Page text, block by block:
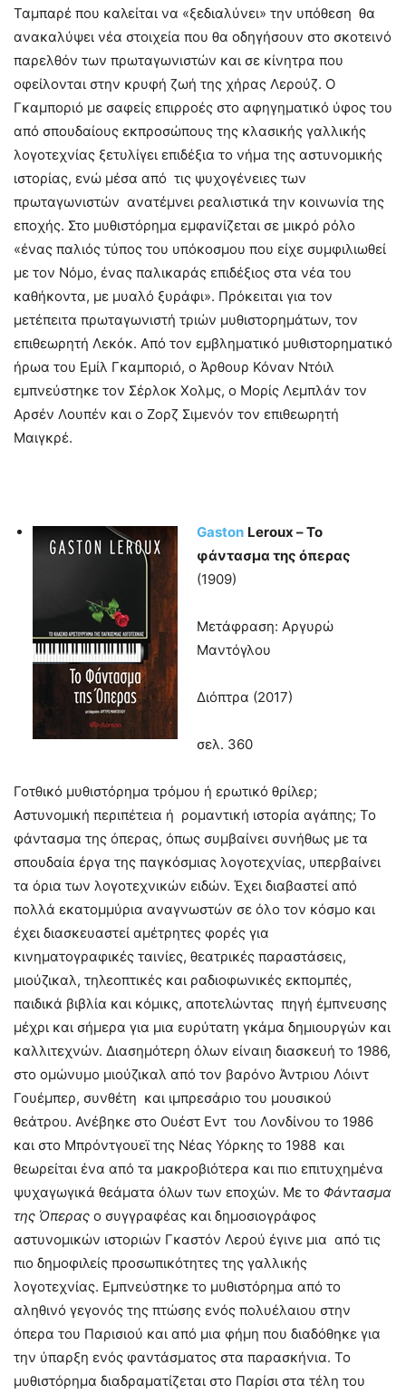
Ταμπαρέ που καλείται να «ξεδιαλύνει» την υπόθεση θα
ανακαλύψει νέα στοιχεία που θα οδηγήσουν στο σκοτεινό
παρελθόν των πρωταγωνιστών και σε κίνητρα που
οφείλονται στην κρυφή ζωή της χήρας Λερούζ. Ο
Γκαμποριό με σαφείς επιρροές στο αφηγηματικό ύφος του
από σπουδαίους εκπροσώπους της κλασικής γαλλικής
λογοτεχνίας ξετυλίγει επιδέξια το νήμα της αστυνομικής
ιστορίας, ενώ μέσα από τις ψυχογένειες των
πρωταγωνιστών ανατέμνει ρεαλιστικά την κοινωνία της
εποχής. Στο μυθιστόρημα εμφανίζεται σε μικρό ρόλο
«ένας παλιός τύπος του υπόκοσμου που είχε συμφιλιωθεί
με τον Νόμο, ένας παλικαράς επιδέξιος στα νέα του
καθήκοντα, με μυαλό ξυράφι». Πρόκειται για τον
μετέπειτα πρωταγωνιστή τριών μυθιστορημάτων, τον
επιθεωρητή Λεκόκ. Από τον εμβληματικό μυθιστορηματικό
ήρωα του Εμίλ Γκαμποριό, ο Άρθουρ Κόναν Ντόιλ
εμπνεύστηκε τον Σέρλοκ Χολμς, ο Μορίς Λεμπλάν τον
Αρσέν Λουπέν και ο Ζορζ Σιμενόν τον επιθεωρητή
Μαιγκρέ.
Gaston Leroux – Το
φάντασμα της όπερας
(1909)
Μετάφραση: Αργυρώ
Μαντόγλου
Διόπτρα (2017)
σελ. 360
Γοτθικό μυθιστόρημα τρόμου ή ερωτικό θρίλερ;
Αστυνομική περιπέτεια ή ρομαντική ιστορία αγάπης; Το
φάντασμα της όπερας, όπως συμβαίνει συνήθως με τα
σπουδαία έργα της παγκόσμιας λογοτεχνίας, υπερβαίνει
τα όρια των λογοτεχνικών ειδών. Έχει διαβαστεί από
πολλά εκατομμύρια αναγνωστών σε όλο τον κόσμο και
έχει διασκευαστεί αμέτρητες φορές για
κινηματογραφικές ταινίες, θεατρικές παραστάσεις,
μιούζικαλ, τηλεοπτικές και ραδιοφωνικές εκπομπές,
παιδικά βιβλία και κόμικς, αποτελώντας πηγή έμπνευσης
μέχρι και σήμερα για μια ευρύτατη γκάμα δημιουργών και
καλλιτεχνών. Διασημότερη όλων είναιη διασκευή το 1986,
στο ομώνυμο μιούζικαλ από τον βαρόνο Άντριου Λόιντ
Γουέμπερ, συνθέτη και ιμπρεσάριο του μουσικού
θεάτρου. Ανέβηκε στο Ουέστ Εντ του Λονδίνου το 1986
και στο Μπρόντγουεϊ της Νέας Υόρκης το 1988 και
θεωρείται ένα από τα μακροβιότερα και πιο επιτυχημένα
ψυχαγωγικά θεάματα όλων των εποχών. Με το Φάντασμα
της Όπερας ο συγγραφέας και δημοσιογράφος
αστυνομικών ιστοριών Γκαστόν Λερού έγινε μια από τις
πιο δημοφιλείς προσωπικότητες της γαλλικής
λογοτεχνίας. Εμπνεύστηκε το μυθιστόρημα από το
αληθινό γεγονός της πτώσης ενός πολυέλαιου στην
όπερα του Παρισιού και από μια φήμη που διαδόθηκε για
την ύπαρξη ενός φαντάσματος στα παρασκήνια. Το
μυθιστόρημα διαδραματίζεται στο Παρίσι στα τέλη του